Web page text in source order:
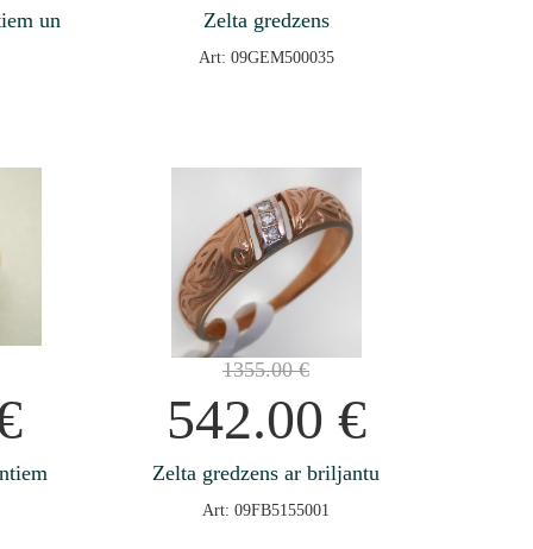
un Zelta gredzens
Art: 09GEM500035
1355.00€
542.00 €
Zelta gredzens ar briljantu
Art: 09FB5155001